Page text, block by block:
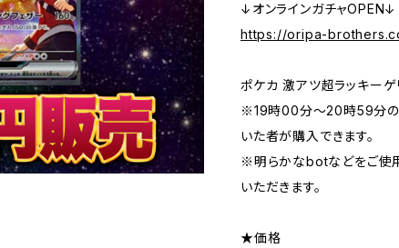
↓オンラインガチャOPEN↓
https://oripa-
ポケカ 激アツ超ラッキーゲ
※19時00分〜20時59分の
いた者が購入できます。
※明らかなbotなどをご使
いただきます。
★価格